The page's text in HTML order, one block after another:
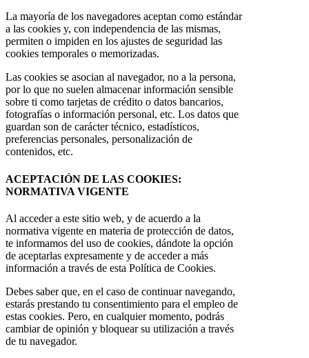
La mayoría de los navegadores aceptan como estándar
a las cookies y, con independencia de las mismas,
permiten o impiden en los ajustes de seguridad las
cookies temporales o memorizadas.
Las cookies se asocian al navegador, no a la persona,
por lo que no suelen almacenar información sensible
sobre ti como tarjetas de crédito o datos bancarios,
fotografías o información personal, etc. Los datos que
guardan son de carácter técnico, estadísticos,
preferencias personales, personalización de
contenidos, etc.
ACEPTACIÓN DE LAS COOKIES:
NORMATIVA VIGENTE
Al acceder a este sitio web, y de acuerdo a la
normativa vigente en materia de protección de datos,
te informamos del uso de cookies, dándote la opción
de aceptarlas expresamente y de acceder a más
información a través de esta Política de Cookies.
Debes saber que, en el caso de continuar navegando,
estarás prestando tu consentimiento para el empleo de
estas cookies. Pero, en cualquier momento, podrás
cambiar de opinión y bloquear su utilización a través
de tu navegador.